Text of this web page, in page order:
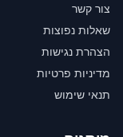
צור קשר
שאלות נפוצות
הצהרת נגישות
מדיניות פרטיות
תנאי שימוש